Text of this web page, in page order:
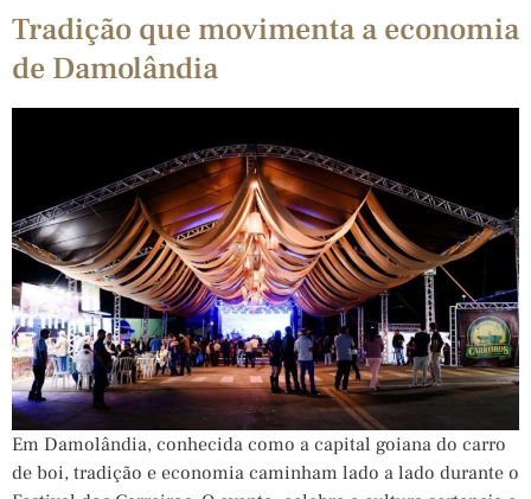
Tradição que movimenta a economia
de Damolândia
Em Damolândia, conhecida como a capital goiana do carro
de boi, tradição e economia caminham lado a lado durante o